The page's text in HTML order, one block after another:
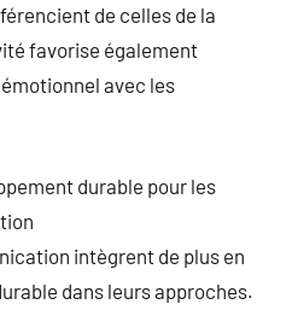
de celles de la
favorise également
émotionnel avec les
durable pour les
intègrent de plus en
dans leurs approches.